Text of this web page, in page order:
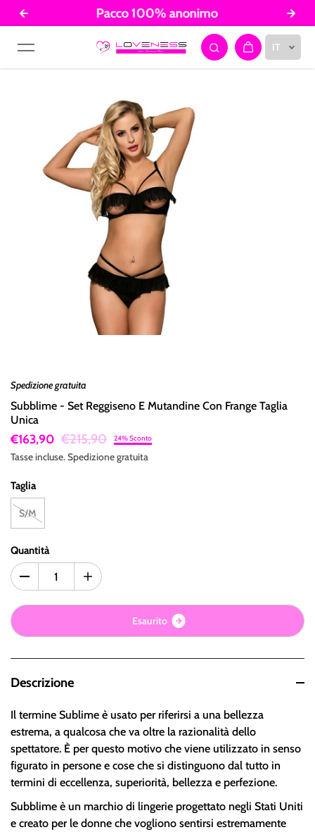
Salta al contenuto Pacco 100% anonimo
IT
Spedizione gratuita
Subblime - Set Reggiseno E Mutandine Con Frange Taglia
Unica
€163,90 €215,90 24% Sconto
Tasse incluse.Spedizionegratuita
Taglia
S/M
Quantità
Esaurito
Descrizione
Il termine Sublime è usato per riferirsi a una bellezza
estrema, a qualcosa che va oltre la razionalità dello
spettatore. È per questo motivo che viene utilizzato in senso
figurato in persone e cose che si distinguono dal tutto in
termini di eccellenza, superiorità, bellezza e perfezione.
Subblime è un marchio di lingerie progettato negli Stati Uniti
e creato per le donne che vogliono sentirsi estremamente